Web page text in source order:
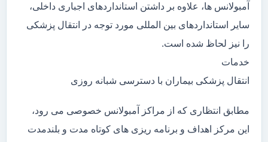
آمبولانس ها، علاوه بر داشتن استانداردهای اجباری داخلی،
سایر استانداردهای بین المللی مورد توجه در انتقال پزشکی
را نیز لحاظ شده است.
خدمات
انتقال پزشکی بیماران با دسترسی شبانه روزی
مطابق انتظاری که از مراکز آمبولانس خصوصی می رود،
این مرکز اهداف و برنامه ریزی های کوتاه مدت و بلندمدت